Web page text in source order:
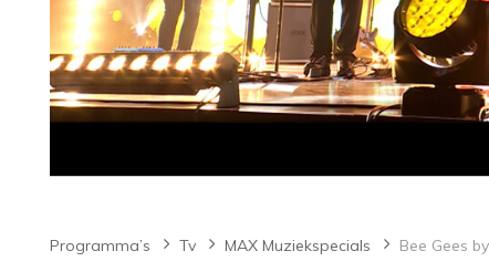
Programma’s Tv MAX Muziekspecials